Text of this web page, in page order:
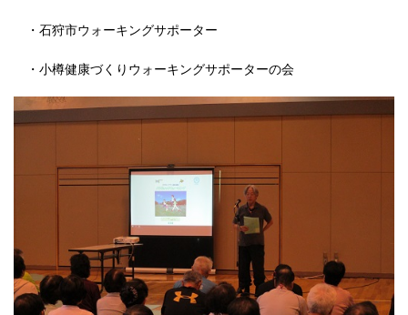
・石狩市ウォーキングサポーター
・小樽健康づくりウォーキングサポーターの会